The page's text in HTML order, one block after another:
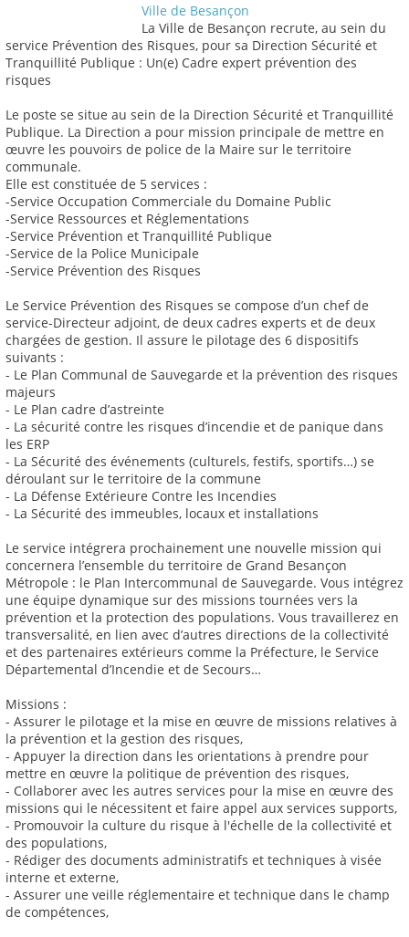
Ville de Besançon
La Ville de Besançon recrute, au sein du
service Prévention des Risques, pour sa Direction Sécurité et
Tranquillité Publique : Un(e) Cadre expert prévention des
risques
Le poste se situe au sein de la Direction Sécurité et Tranquillité
Publique. La Direction a pour mission principale de mettre en
œuvre les pouvoirs de police de la Maire sur le territoire
communale.
Elle est constituée de 5 services :
-Service Occupation Commerciale du Domaine Public
-Service Ressources et Réglementations
-Service Prévention et Tranquillité Publique
-Service de la Police Municipale
-Service Prévention des Risques
Le Service Prévention des Risques se compose d’un chef de
service-Directeur adjoint, de deux cadres experts et de deux
chargées de gestion. Il assure le pilotage des 6 dispositifs
suivants :
- Le Plan Communal de Sauvegarde et la prévention des risques
majeurs
- Le Plan cadre d’astreinte
- La sécurité contre les risques d’incendie et de panique dans
les ERP
- La Sécurité des événements (culturels, festifs, sportifs…) se
déroulant sur le territoire de la commune
- La Défense Extérieure Contre les Incendies
- La Sécurité des immeubles, locaux et installations
Le service intégrera prochainement une nouvelle mission qui
concernera l’ensemble du territoire de Grand Besançon
Métropole : le Plan Intercommunal de Sauvegarde. Vous intégrez
une équipe dynamique sur des missions tournées vers la
prévention et la protection des populations. Vous travaillerez en
transversalité, en lien avec d’autres directions de la collectivité
et des partenaires extérieurs comme la Préfecture, le Service
Départemental d’Incendie et de Secours…
Missions :
- Assurer le pilotage et la mise en œuvre de missions relatives à
la prévention et la gestion des risques,
- Appuyer la direction dans les orientations à prendre pour
mettre en œuvre la politique de prévention des risques,
- Collaborer avec les autres services pour la mise en œuvre des
missions qui le nécessitent et faire appel aux services supports,
- Promouvoir la culture du risque à l'échelle de la collectivité et
des populations,
- Rédiger des documents administratifs et techniques à visée
interne et externe,
- Assurer une veille réglementaire et technique dans le champ
de compétences,